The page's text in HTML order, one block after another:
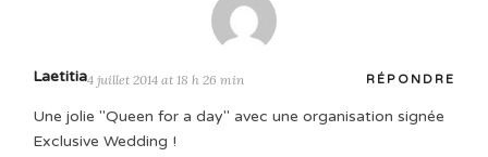
Laetitia4 juillet 2014 at 18 h 26 min RÉPONDRE
Une jolie "Queen for a day" avec une organisation signée
Exclusive Wedding !